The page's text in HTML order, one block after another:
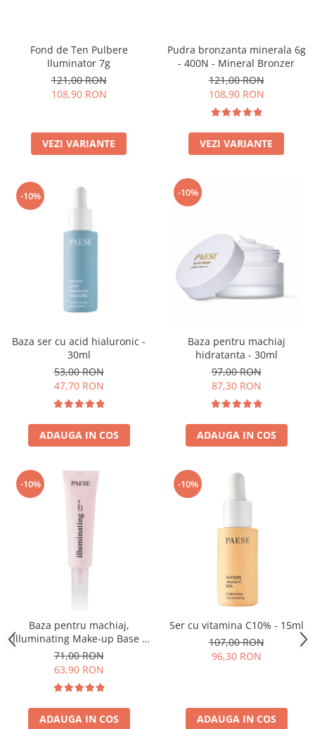
Fond de Ten Pulbere
Iluminator 7g
121,00 RON
108,90 RON
VEZI VARIANTE
Pudra bronzanta minerala 6g
- 400N - Mineral Bronzer
121,00 RON
108,90 RON
VEZI VARIANTE
-10%
Baza ser cu acid hialuronic -
30ml
53,00 RON
47,70 RON
ADAUGA IN COS
-10%
Baza pentru machiaj
hidratanta - 30ml
97,00 RON
87,30 RON
ADAUGA IN COS
-10%
Baza pentru machiaj,
Illuminating Make-up Base -
30ml
71,00 RON
63,90 RON
ADAUGA IN COS
-10%
Ser cu vitamina C10% - 15ml
107,00 RON
96,30 RON
ADAUGA IN COS